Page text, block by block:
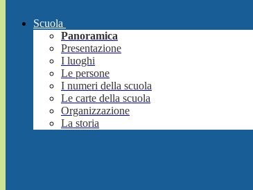
Scuola
Panoramica
Presentazione
I luoghi
Le persone
I numeri della scuola
Le carte della scuola
Organizzazione
La storia